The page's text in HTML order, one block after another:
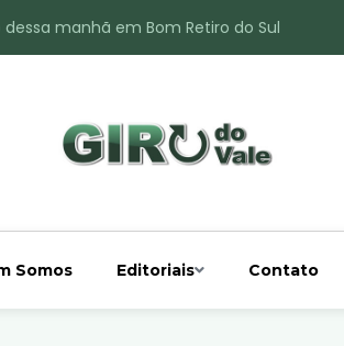
manhã em Bom Retiro do Sul
Bom Retiro do Sul
Somos Editoriais Contato